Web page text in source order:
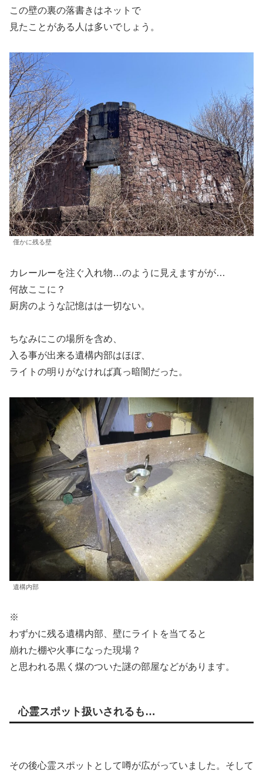
この壁の裏の落書きはネットで
見たことがある人は多いでしょう。
僅かに残る壁
カレールーを注ぐ入れ物…のように見えますがが…
何故ここに？
厨房のような記憶はは一切ない。
ちなみにこの場所を含め、
入る事が出来る遺構内部はほぼ、
ライトの明りがなければ真っ暗闇だった。
遺構内部
※
わずかに残る遺構内部、壁にライトを当てると
崩れた棚や火事になった現場？
と思われる黒く煤のついた謎の部屋などがあります。
心霊スポット扱いされるも…
その後心霊スポットとして噂が広がっていました。そして